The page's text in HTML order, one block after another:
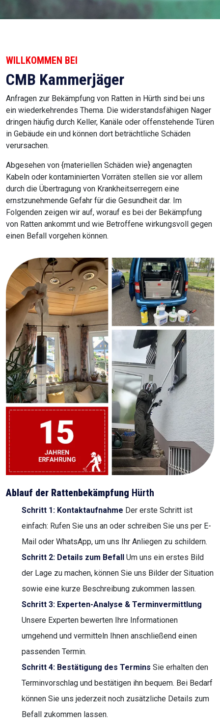
WILLKOMMEN BEI
CMB Kammerjäger
Anfragen zur Bekämpfung von Ratten in Hürth sind bei uns
ein wiederkehrendes Thema. Die widerstandsfähigen Nager
dringen häufig durch Keller, Kanäle oder offenstehende Türen
in Gebäude ein und können dort beträchtliche Schäden
verursachen.
Abgesehen von {materiellen Schäden wie} angenagten
Kabeln oder kontaminierten Vorräten stellen sie vor allem
durch die Übertragung von Krankheitserregern eine
ernstzunehmende Gefahr für die Gesundheit dar. Im
Folgenden zeigen wir auf, worauf es bei der Bekämpfung
von Ratten ankommt und wie Betroffene wirkungsvoll gegen
einen Befall vorgehen können.
Ablauf der Rattenbekämpfung Hürth
Schritt 1: Kontaktaufnahme Der erste Schritt ist
einfach: Rufen Sie uns an oder schreiben Sie uns per E-
Mail oder WhatsApp, um uns Ihr Anliegen zu schildern.
Schritt 2: Details zum Befall Um uns ein erstes Bild
der Lage zu machen, können Sie uns Bilder der Situation
sowie eine kurze Beschreibung zukommen lassen.
Schritt 3: Experten-Analyse & Terminvermittlung
Unsere Experten bewerten Ihre Informationen
umgehend und vermitteln Ihnen anschließend einen
passenden Termin.
Schritt 4: Bestätigung des Termins Sie erhalten den
Terminvorschlag und bestätigen ihn bequem. Bei Bedarf
können Sie uns jederzeit noch zusätzliche Details zum
Befall zukommen lassen.